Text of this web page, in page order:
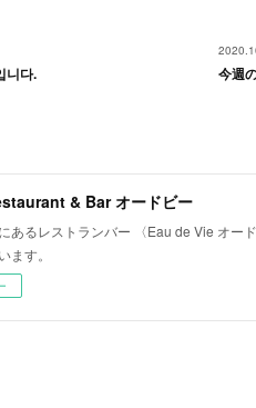
니다. 今週
& Bar オードビー
あるレストランバー 〈Eau de Vie オー
ます。